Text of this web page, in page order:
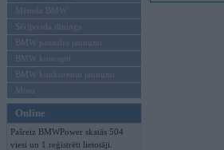
Mēneša BMW
Sērijveida tūnings
BMW pasaules jaunumi
BMW koncepti
BMW konkurentu jaunumi
Moto
Online
Pašreiz BMWPower skatās 504
viesi un 1 reģistrēti lietotāji.